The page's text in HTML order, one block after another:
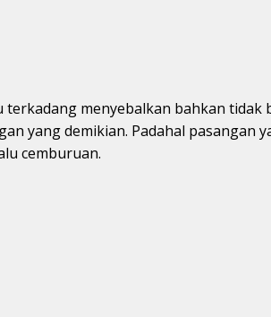
menyebalkan bahkan tidak
yang demikian. Padahal pasangan
cemburuan.